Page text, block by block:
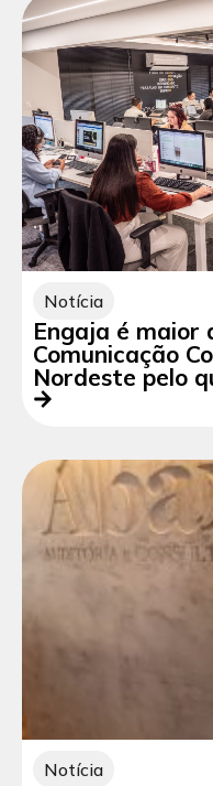
Notícia
Engaja é maior
Comunicação
Nordeste pelo
Notícia